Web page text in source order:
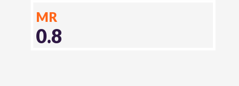
MR
0.8